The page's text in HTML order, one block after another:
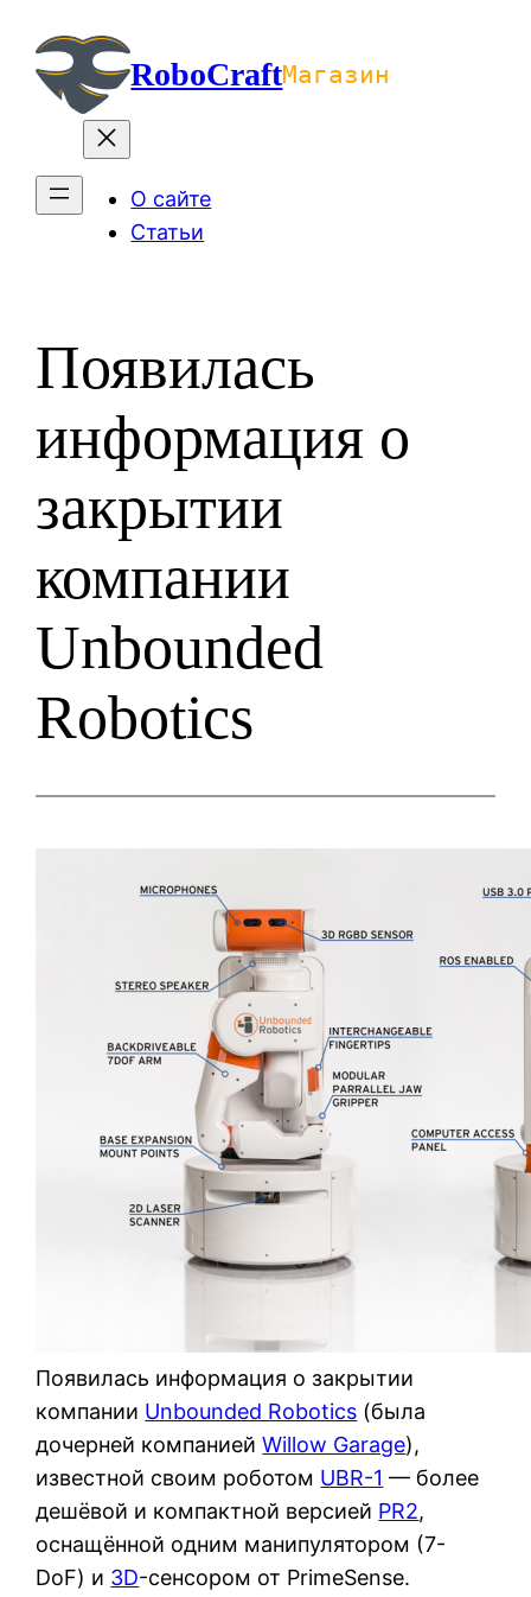
содержимомуRoboCraftМагазин
О сайте
Статьи
Появилась
информация о
закрытии
компании
Unbounded
Robotics
Появилась информация о закрытии
компании Unbounded Robotics (была
дочерней компаниейWillow Garage),
известной своим роботом UBR-1 — более
дешёвой и компактной версией PR2,
оснащённой одним манипулятором (7-
DoF) и 3D-сенсором от PrimeSense.